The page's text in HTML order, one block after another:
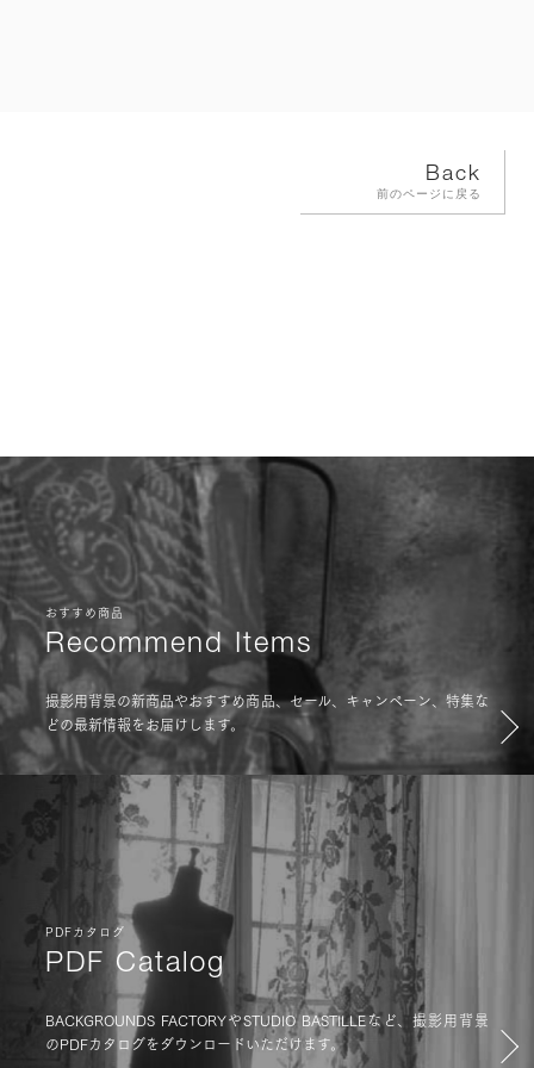
Back
前のページに戻る
おすすめ商品
Recommend Items
撮影用背景の新商品やおすすめ商品、セール、キャンペーン、特集な
どの最新情報をお届けします。
PDFカタログ
PDF Catalog
BACKGROUNDS FACTORYやSTUDIO BASTILLEなど、撮影用背景
のPDFカタログをダウンロードいただけます。